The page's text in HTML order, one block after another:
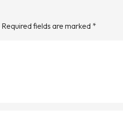
Required fields are marked *